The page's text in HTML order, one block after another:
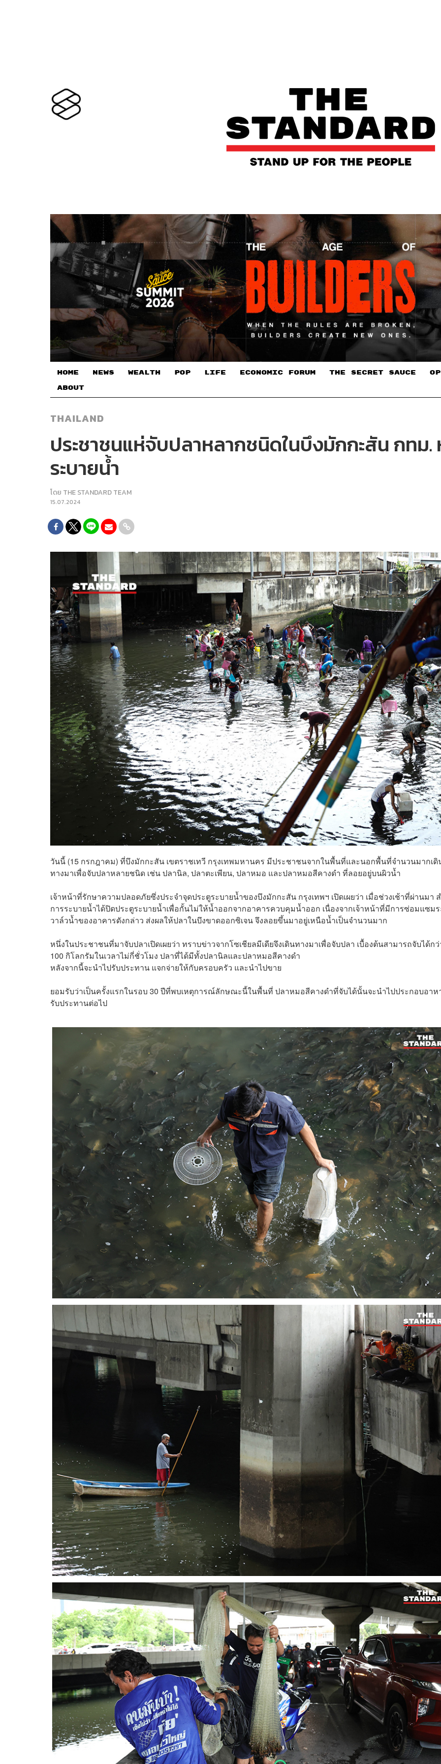
HOME NEWS WEALTH POP LIFE ECONOMIC FORUM THE SECRET SAUCE​
ABOUT
THAILAND
ประชาชนแห่จับปลาหลากชนิดในบึงมักกะสัน กทม.
ระบายน้ำ
โดย THE STANDARD TEAM
15.07.2024
วันนี้ (15 กรกฎาคม) ที่บึงมักกะสัน เขตราชเทวี กรุงเทพมหานคร มีประชาชนจากในพื้นที่และนอกพื้นที่จำนวนมากเดิ
ทางมาเพื่อจับปลาหลายชนิด เช่น ปลานิล, ปลาตะเพียน, ปลาหมอ และปลาหมอสีคางดำ ที่ลอยอยู่บนผิวน้ำ
เจ้าหน้าที่รักษาความปลอดภัยซึ่งประจำจุดประตูระบายน้ำของบึงมักกะสัน กรุงเทพฯ เปิดเผยว่า เมื่อช่วงเช้าที่ผ่านมา
การระบายน้ำได้ปิดประตูระบายน้ำเพื่อกั้นไม่ให้น้ำออกจากอาคารควบคุมน้ำออก เนื่องจากเจ้าหน้าที่มีการซ่อมแซม
วาล์วน้ำของอาคารดังกล่าว ส่งผลให้ปลาในบึงขาดออกซิเจน จึงลอยขึ้นมาอยู่เหนือน้ำเป็นจำนวนมาก
หนึ่งในประชาชนที่มาจับปลาเปิดเผยว่า ทราบข่าวจากโซเชียลมีเดียจึงเดินทางมาเพื่อจับปลา เบื้องต้นสามารถจับได้ก
100 กิโลกรัมในเวลาไม่กี่ชั่วโมง ปลาที่ได้มีทั้งปลานิลและปลาหมอสีคางดำ
หลังจากนี้จะนำไปรับประทาน แจกจ่ายให้กับครอบครัว และนำไปขาย
ยอมรับว่าเป็นครั้งแรกในรอบ 30 ปีที่พบเหตุการณ์ลักษณะนี้ในพื้นที่ ปลาหมอสีคางดำที่จับได้นั้นจะนำไปประกอบอาห
รับประทานต่อไป